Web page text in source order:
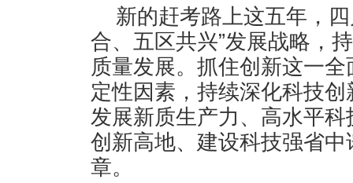
新的赶考路上这五年，
合、五区共兴”发展战略，
质量发展。抓住创新这一
定性因素，持续深化科技
发展新质生产力、高水平
创新高地、建设科技强省
章。